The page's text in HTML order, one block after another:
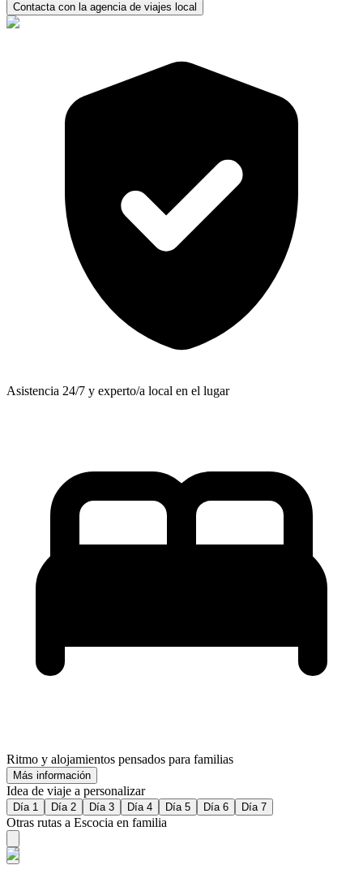
Contacta con la agencia de viajes local
Asistencia 24/7 y experto/a local en el lugar
Ritmo y alojamientos pensados para familias
Más información
Idea de viaje a personalizar
Día 1 Día 2 Día 3 Día 4 Día 5 Día 6 Día 7
Otras rutas a Escocia en familia